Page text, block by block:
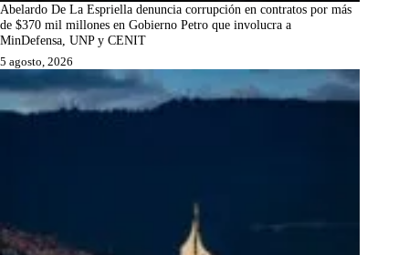
Abelardo De La Espriella denuncia corrupción en contratos por más
de $370 mil millones en Gobierno Petro que involucra a
MinDefensa, UNP y CENIT
5 agosto, 2026